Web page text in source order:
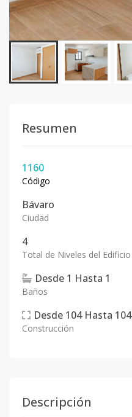
Resumen
1160
Código
Bávaro
Ciudad
4
Total de Niveles del Edificio
Desde 1 Hasta 1
Baños
Desde 104 Hasta 104
Construcción
Descripción